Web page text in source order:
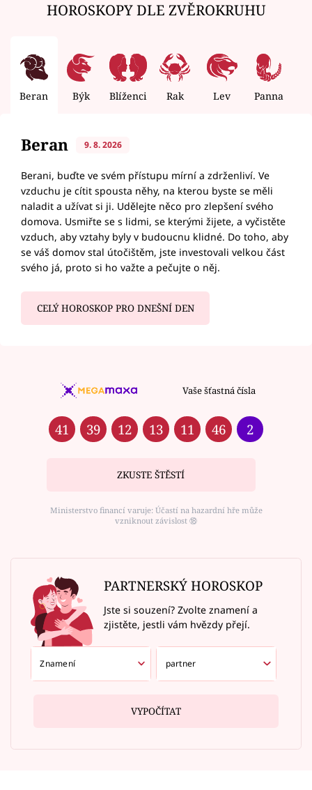
HOROSKOPY DLE ZVĚROKRUHU
Beran Býk Blíženci Rak Lev Panna
Beran 9. 8. 2026
Berani, buďte ve svém přístupu mírní a zdrženliví. Ve
vzduchu je cítit spousta něhy, na kterou byste se měli
naladit a užívat si ji. Udělejte něco pro zlepšení svého
domova. Usmiřte se s lidmi, se kterými žijete, a vyčistěte
vzduch, aby vztahy byly v budoucnu klidné. Do toho, aby
se váš domov stal útočištěm, jste investovali velkou část
svého já, proto si ho važte a pečujte o něj.
CELÝ HOROSKOP PRO DNEŠNÍ DEN
Vaše šťastná čísla
41 39 12 13 11 46 2
ZKUSTE ŠTĚSTÍ
Ministerstvo financí varuje: Účastí na hazardní hře může
vzniknout závislost ⑱
PARTNERSKÝ HOROSKOP
Jste si souzení? Zvolte znamení a
zjistěte, jestli vám hvězdy přejí.
VYPOČÍTAT